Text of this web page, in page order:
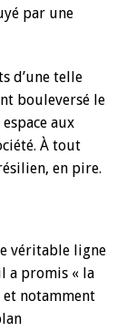
par une
d’une telle
bouleversé le
aux
À tout
en pire.
véritable ligne
a promis « la
et notamment